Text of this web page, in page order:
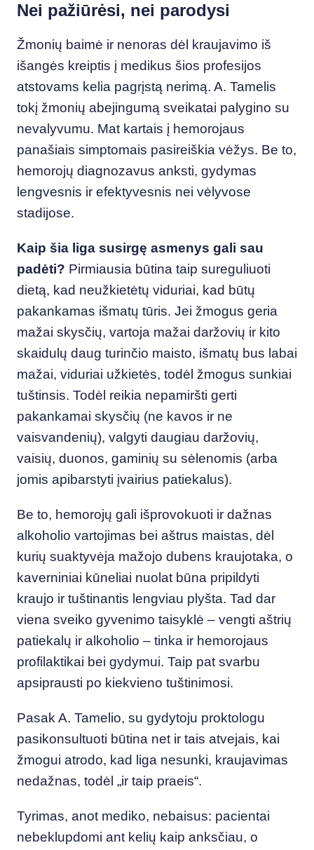
Nei pažiūrėsi, nei parodysi
Žmonių baimė ir nenoras dėl kraujavimo iš
išangės kreiptis į medikus šios profesijos
atstovams kelia pagrįstą nerimą. A. Tamelis
tokį žmonių abejingumą sveikatai palygino su
nevalyvumu. Mat kartais į hemorojaus
panašiais simptomais pasireiškia vėžys. Be to,
hemorojų diagnozavus anksti, gydymas
lengvesnis ir efektyvesnis nei vėlyvose
stadijose.
Kaip šia liga susirgę asmenys gali sau
padėti? Pirmiausia būtina taip sureguliuoti
dietą, kad neužkietėtų viduriai, kad būtų
pakankamas išmatų tūris. Jei žmogus geria
mažai skysčių, vartoja mažai daržovių ir kito
skaidulų daug turinčio maisto, išmatų bus labai
mažai, viduriai užkietės, todėl žmogus sunkiai
tuštinsis. Todėl reikia nepamiršti gerti
pakankamai skysčių (ne kavos ir ne
vaisvandenių), valgyti daugiau daržovių,
vaisių, duonos, gaminių su sėlenomis (arba
jomis apibarstyti įvairius patiekalus).
Be to, hemorojų gali išprovokuoti ir dažnas
alkoholio vartojimas bei aštrus maistas, dėl
kurių suaktyvėja mažojo dubens kraujotaka, o
kaverniniai kūneliai nuolat būna pripildyti
kraujo ir tuštinantis lengviau plyšta. Tad dar
viena sveiko gyvenimo taisyklė – vengti aštrių
patiekalų ir alkoholio – tinka ir hemorojaus
profilaktikai bei gydymui. Taip pat svarbu
apsiprausti po kiekvieno tuštinimosi.
Pasak A. Tamelio, su gydytoju proktologu
pasikonsultuoti būtina net ir tais atvejais, kai
žmogui atrodo, kad liga nesunki, kraujavimas
nedažnas, todėl „ir taip praeis“.
Tyrimas, anot mediko, nebaisus: pacientai
nebeklupdomi ant kelių kaip anksčiau, o